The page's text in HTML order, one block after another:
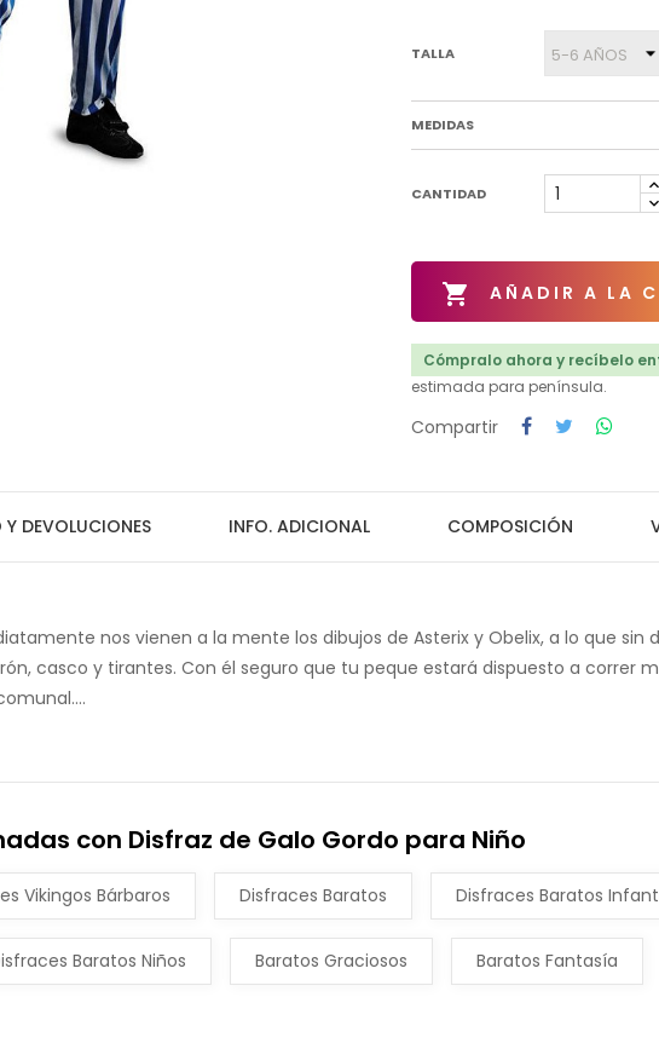
TALLA
MEDIDAS
CANTIDAD
 AÑADIR A LA
Cómpralo ahora y recíbelo
estimada para península.
Compartir
Y DEVOLUCIONES INFO. ADICIONAL COMPOSICIÓN
nos vienen a la mente los dibujos de Asterix y Obelix, a lo que sin
casco y tirantes. Con él seguro que tu peque estará dispuesto a correr
con Disfraz de Galo Gordo para Niño
Vikingos Bárbaros Disfraces Baratos Disfraces Baratos
Baratos Niños Baratos Graciosos Baratos Fantasía